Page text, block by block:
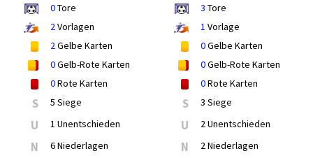
0Tore
2Vorlagen
2Gelbe Karten
0Gelb-Rote Karten
0Rote Karten
S 5 Siege
U 1 Unentschieden
N 6 Niederlagen
3 Tore
1 Vorlage
0Gelbe Karten
0Gelb-Rote Karten
0Rote Karten
S 3 Siege
U 2 Unentschieden
N 2 Niederlagen